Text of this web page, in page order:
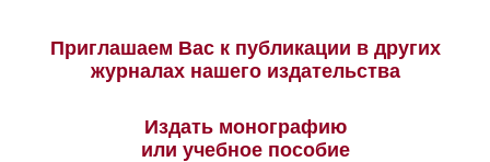
Приглашаем Вас к публикации в других
журналах нашего издательства
Издать монографию
или учебное пособие